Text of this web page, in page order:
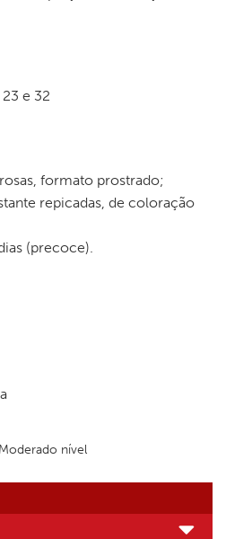
23 e 32
formato prostrado;
repicadas, de coloração
(precoce).
Moderado nível